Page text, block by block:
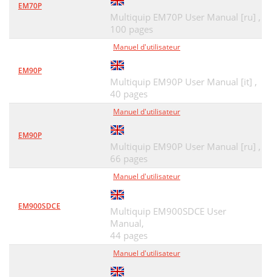
EM70P
Multiquip EM70P User Manual [ru] ,
100 pages
EM90P
Manuel d'utilisateur
Multiquip EM90P User Manual [it] ,
40 pages
EM90P
Manuel d'utilisateur
Multiquip EM90P User Manual [ru] ,
66 pages
EM900SDCE
Manuel d'utilisateur
Multiquip EM900SDCE User
Manual,
44 pages
Manuel d'utilisateur